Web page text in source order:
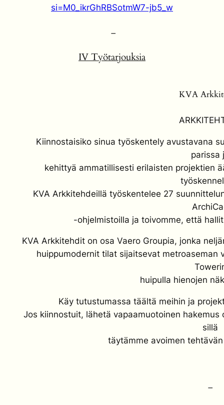
si=M0_ikrGhRBSotmW7-jb5_w
–
IV Työtarjouksia
KVA
Kiinnostaisiko sinua työskentely avustavana
parissa
kehittyä ammatillisesti erilaisten projektien
KVA Arkkitehdeillä työskentelee 27
-ohjelmistoilla ja toivomme, että
KVA Arkkitehdit on osa Vaero Groupia, jonka
huippumodernit tilat sijaitsevat metroaseman
huipulla hienojen
Käy tutustumassa täältä meihin ja
Jos kiinnostuit, lähetä vapaamuotoinen
sillä
täytämme avoimen
–